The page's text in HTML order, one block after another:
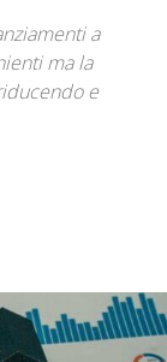
a
ma la
e